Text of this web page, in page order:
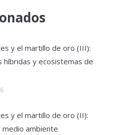
y el martillo de oro (III):
híbridas y ecosistemas de
y el martillo de oro (II):
ambiente